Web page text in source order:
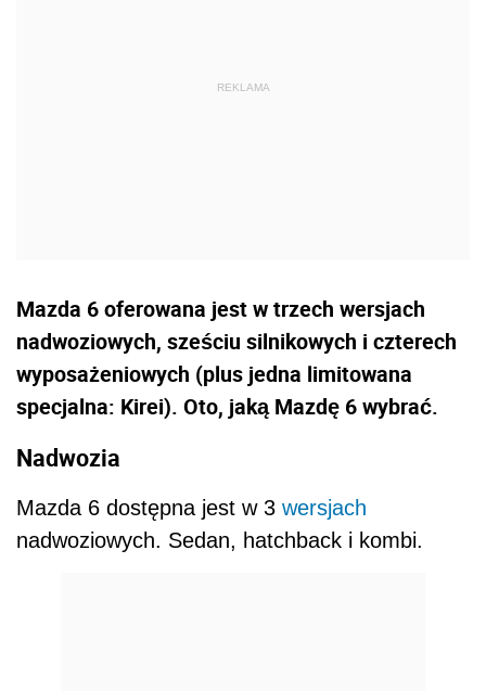
Mazda 6 oferowana jest w trzech wersjach
nadwoziowych, sześciu silnikowych i czterech
wyposażeniowych (plus jedna limitowana
specjalna: Kirei). Oto, jaką Mazdę 6 wybrać.
Nadwozia
Mazda 6 dostępna jest w 3 wersjach
nadwoziowych. Sedan, hatchback i kombi.